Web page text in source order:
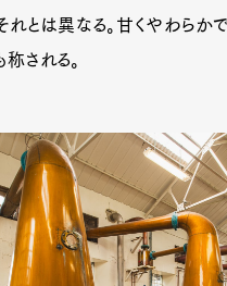
れとは異なる。甘くやわらか
される。